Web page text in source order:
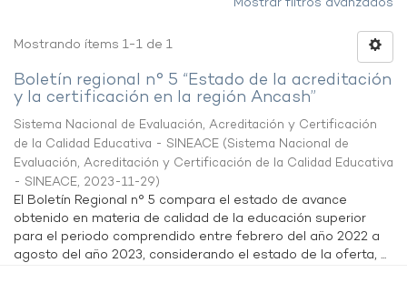
Mostrando ítems 1-1 de 1
Boletín regional n° 5 “Estado de la acreditación
y la certificación en la región Ancash”
Sistema Nacional de Evaluación, Acreditación y Certificación
de la Calidad Educativa - SINEACE (Sistema Nacional de
Evaluación, Acreditación y Certificación de la Calidad Educativa
- SINEACE, 2023-11-29)
El Boletín Regional n° 5 compara el estado de avance
obtenido en materia de calidad de la educación superior
para el periodo comprendido entre febrero del año 2022 a
agosto del año 2023, considerando el estado de la oferta, ...